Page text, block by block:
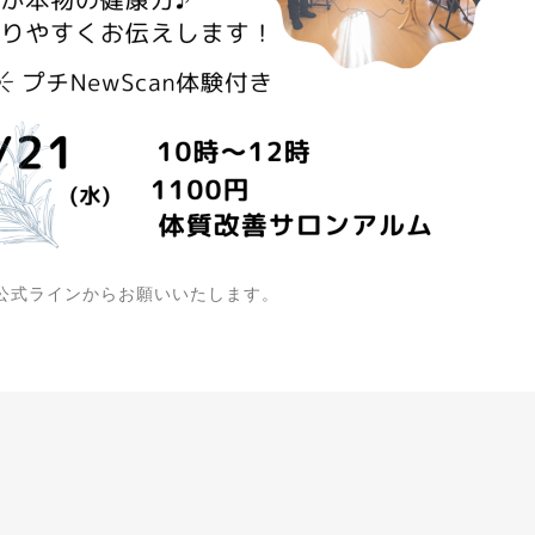
式ラインからお願いいたします。